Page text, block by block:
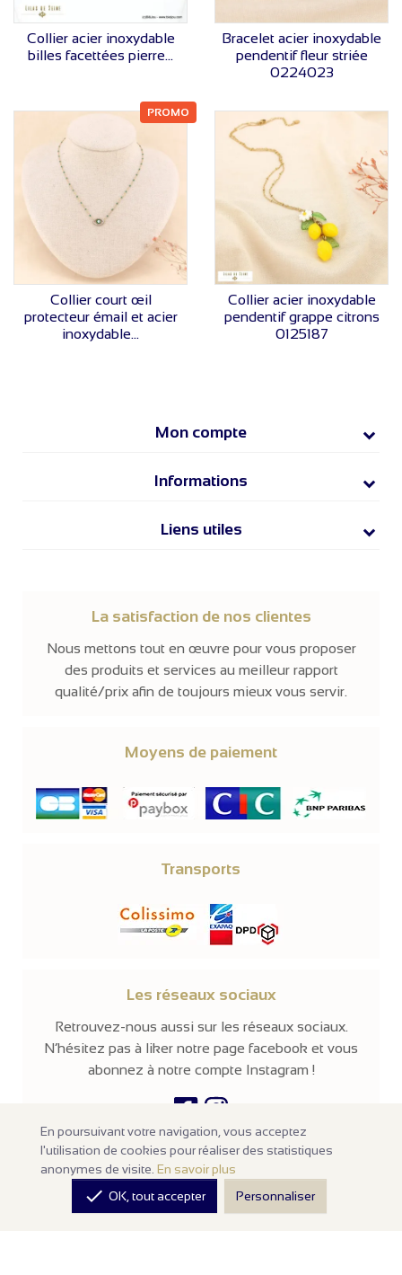
VOIR LE PRIX
Collier acier inoxydable
billes facettées pierre...
VOIR LE PRIX
Bracelet acier inoxydable
pendentif fleur striée
0224023
VOIR LE PRIX
Collier court œil
protecteur émail et acier
inoxydable...
PROMO
VOIR LE PRIX
Collier acier inoxydable
pendentif grappe citrons
0125187
Mon compte
Informations
Liens utiles
La satisfaction de nos clientes
Nous mettons tout en œuvre pour vous proposer
des produits et services au meilleur rapport
qualité/prix afin de toujours mieux vous servir.
Moyens de paiement
Transports
Les réseaux sociaux
Retrouvez-nous aussi sur les réseaux sociaux.
N’hésitez pas à liker notre page facebook et vous
abonnez à notre compte Instagram !
© 2026 -Parissima-Tous droits réservés
En poursuivant votre navigation, vous acceptez
l'utilisation de cookies pour réaliser des statistiques
anonymes de visite. En savoir plus
 OK, tout accepter Personnaliser
Notre site en ligne estréservé aux professionnels
la beauté. Les prix sont affichés hors taxes. Nos produits sont
vendus à l'unité avec un minimum d'achats de100€ HT